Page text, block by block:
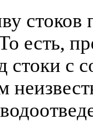
стоков
есть,
стоки с